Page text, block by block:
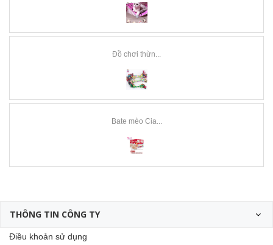
Đồ chơi thừn...
Bate mèo Cia...
THÔNG TIN CÔNG TY
Điều khoản sử dụng